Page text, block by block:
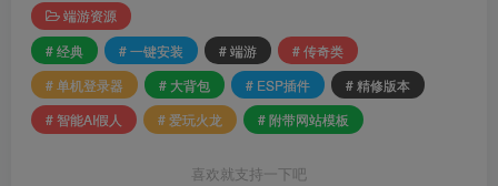
端游资源
# 经典
# 一键安装 # 端游
# 传奇类
# 单机登录器
# 大背包 # ESP插件
# 精修版本
# 智能AI假人
# 爱玩火龙 # 附带网站模板
喜欢就支持一下吧